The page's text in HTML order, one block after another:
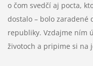
o čom svedčí aj pocta,
dostalo – bolo zaradené
republiky. Vzdajme ním
životoch a pripime si na